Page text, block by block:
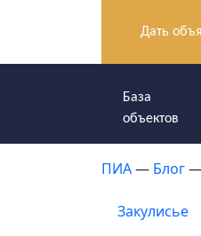
Дать
База
объектов
ПИА— Блог—
Закулисье